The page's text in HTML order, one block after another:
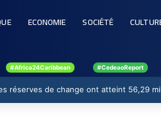
ECONOMIE SOCIÉTÉ
#Africa24Caribbean #CedeaoReport
réserves de change ont atteint 56,29